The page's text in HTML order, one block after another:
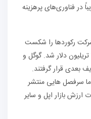
در فناوری‌های پرهزینه
رکوردها را شکست
و اولین شرکت سهامی عام با ارزش بازار 3 تریلیون دلار شد. گوگل و
بعدی قرار گرفتند.
اما سرفصل هایی منتشر
بازار اپل و سایر